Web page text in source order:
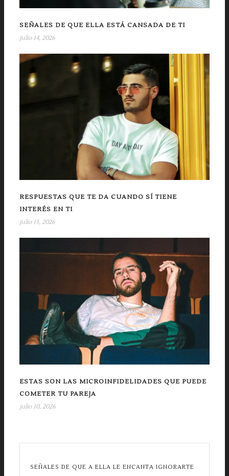
SEÑALES DE QUE ELLA ESTÁ CANSADA DE TI
julio 14, 2026
RESPUESTAS QUE TE DA CUANDO SÍ TIENE
INTERÉS EN TI
julio 13, 2026
ESTAS SON LAS MICROINFIDELIDADES QUE PUEDE
COMETER TU PAREJA
julio 10, 2026
SEÑALES DE QUE A ELLA LE ENCANTA IGNORARTE